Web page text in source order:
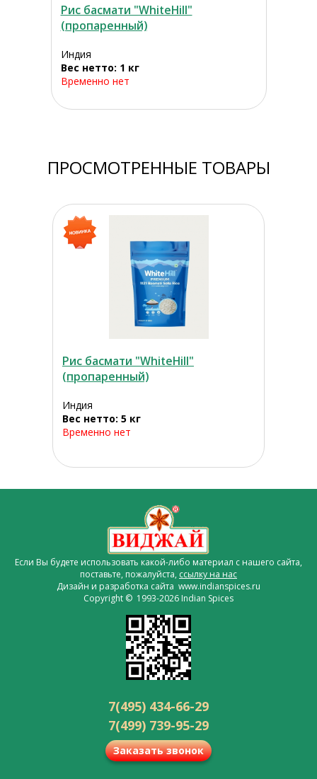
Рис басмати "WhiteHill"
(пропаренный)
Индия
Вес нетто: 1 кг
Временно нет
ПРОСМОТРЕННЫЕ ТОВАРЫ
Рис басмати "WhiteHill"
(пропаренный)
Индия
Вес нетто: 5 кг
Временно нет
Если Вы будете использовать какой-либо материал с нашего сайта,
поставьте, пожалуйста, ссылку на нас
Дизайн и разработка сайта www.indianspices.ru
Copyright © 1993-2026 Indian Spices
7(495) 434-66-29
7(499) 739-95-29
Заказать звонок